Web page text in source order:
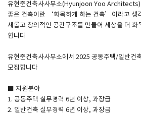
Naver 로그인
SPACE 소개
기사문의
광고문의
유현준건축사사무소(Hyunjoon Yoo Architects)
좋은 건축이란 ‘화목하게 하는 건축’이라고 생
새롭고 창의적인 공간구조를 만들어 세상을 더 화
합니다
유현준건축사사무소에서 2025 공동주택/일반건
모집합니다
■ 지원분야
1. 공동주택 실무경력 6년 이상, 과장급
2. 일반건축 실무경력 6년 이상, 과장급